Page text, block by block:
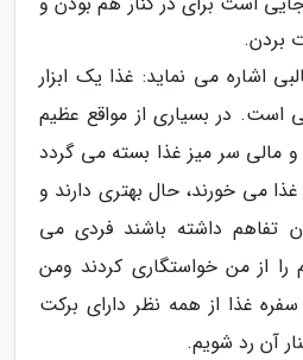
بردن.
اشاره می نماید: غذا یک ابزار
است. در بسیاری از مواقع عظیم
مالی سر میز غذا بسته می گردد
می خورند، حال بهتری دارند و
تفاهم داشته باشند فردی می
از من خواستگاری کردند ومن
غذا از همه نظر دارای برکت
آن رد شویم.